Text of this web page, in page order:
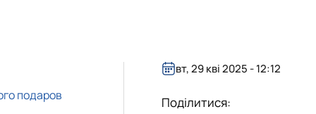
кадри"?
подаров
вт, 29 кві 2025 - 12:12
Поділитися: